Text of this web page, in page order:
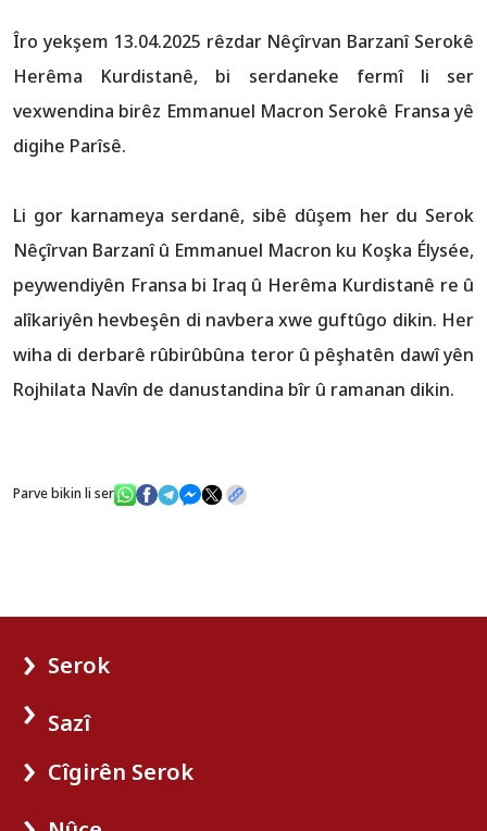
Îro yekşem 13.04.2025 rêzdar Nêçîrvan Barzanî Serokê
Herêma Kurdistanê, bi serdaneke fermî li ser
vexwendina birêz Emmanuel Macron Serokê Fransa yê
digihe Parîsê.
Li gor karnameya serdanê, sibê dûşem her du Serok
Nêçîrvan Barzanî û Emmanuel Macron ku Koşka Élysée,
peywendiyên Fransa bi Iraq û Herêma Kurdistanê re û
alîkariyên hevbeşên di navbera xwe guftûgo dikin. Her
wiha di derbarê rûbirûbûna teror û pêşhatên dawî yên
Rojhilata Navîn de danustandina bîr û ramanan dikin.
Parve bikin li ser
Serok
Sazî
Cîgirên Serok